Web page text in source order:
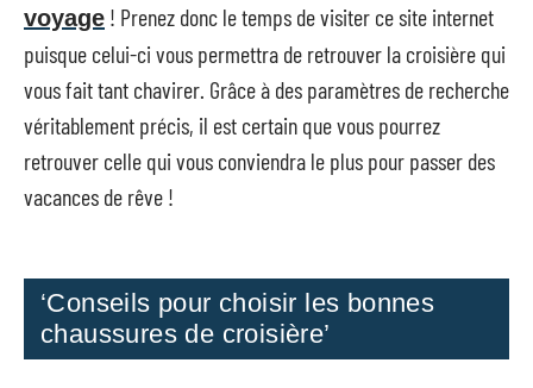
voyage ! Prenez donc le temps de visiter ce site internet
puisque celui-ci vous permettra de retrouver la croisière qui
vous fait tant chavirer. Grâce à des paramètres de recherche
véritablement précis, il est certain que vous pourrez
retrouver celle qui vous conviendra le plus pour passer des
vacances de rêve !
‘Conseils pour choisir les bonnes
chaussures de croisière’